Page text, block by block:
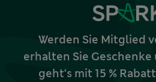
Werden Sie Mitglied
erhalten Sie Geschenke
geht‘s mit 15 %